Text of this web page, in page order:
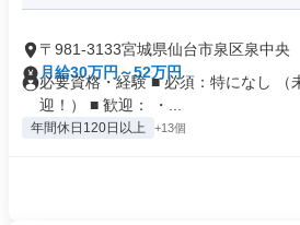
〒981-3133宮城県仙台市泉区泉中央
月給30万円～52万円
必要資格・経験 ■ 必須：特になし （
迎！） ■ 歓迎： ・...
年間休日120日以上 +13個